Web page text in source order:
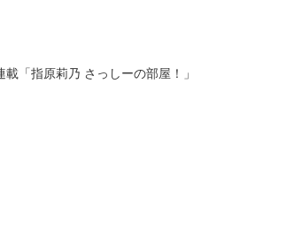
「指原莉乃 さっしーの部屋！」